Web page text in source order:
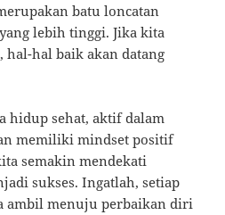
batu loncatan
lebih tinggi. Jika kita
hal-hal baik akan datang
hidup sehat, aktif dalam
memiliki mindset positif
semakin mendekati
sukses. Ingatlah, setiap
ambil menuju perbaikan diri